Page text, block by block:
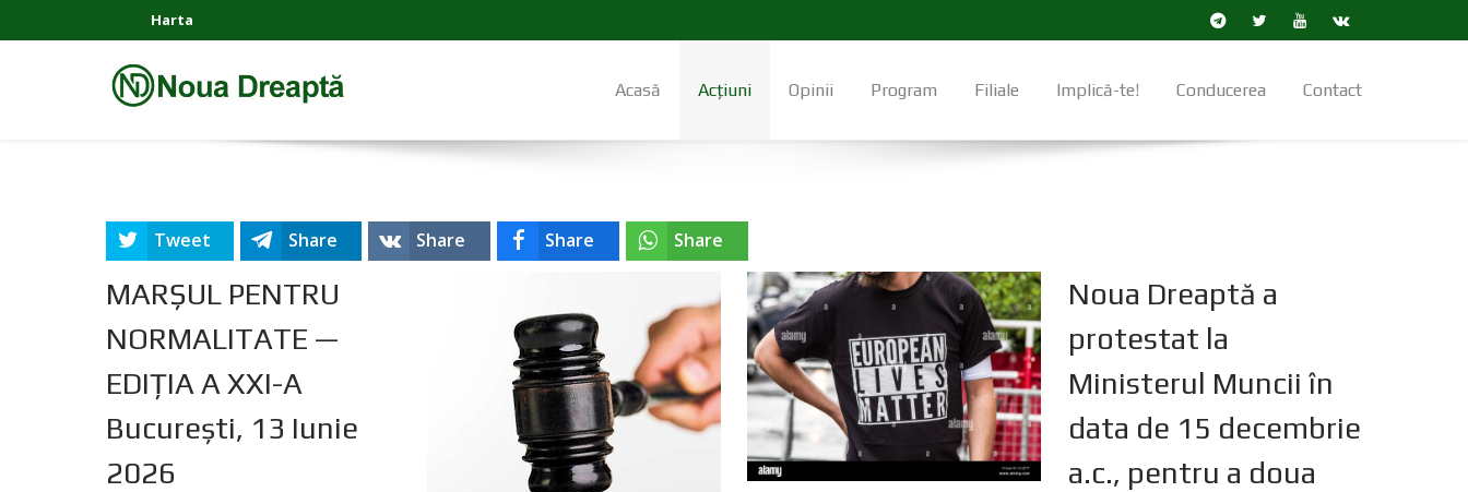
Harta
Acasă Acțiuni Opinii Program Filiale Implică-te! Conducerea Contact
Tweet Share Share Share Share
MARȘUL PENTRU
NORMALITATE —
EDIȚIA A XXI-A
București, 13 Iunie
2026
Noua Dreaptă a
protestat la
Ministerul Muncii în
data de 15 decembrie
a.c., pentru a doua